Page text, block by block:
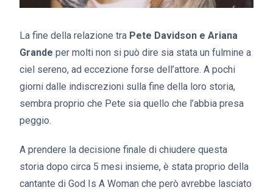
La fine della relazione tra Pete Davidson e Ariana
Grande per molti non si può dire sia stata un fulmine a
ciel sereno, ad eccezione forse dell’attore. A pochi
giorni dalle indiscrezioni sulla fine della loro storia,
sembra proprio che Pete sia quello che l’abbia presa
peggio.
A prendere la decisione finale di chiudere questa
storia dopo circa 5 mesi insieme, è stata proprio della
cantante di God Is A Woman che però avrebbe lasciato